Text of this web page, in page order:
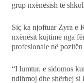
grup nxënësish të
Siç ka njoftuar Zyra e
nxënësit kujtime nga
profesionale në
“I lumtur, e sidomos
ndihmoj dhe shërbej si